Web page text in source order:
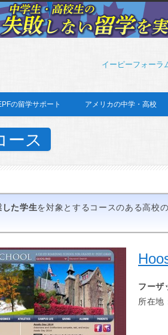
イーピーフォーラ
の留学サポート アメリカの中学・高校
ース
た学生を対象とするコースのある高校
フーザ
所在地